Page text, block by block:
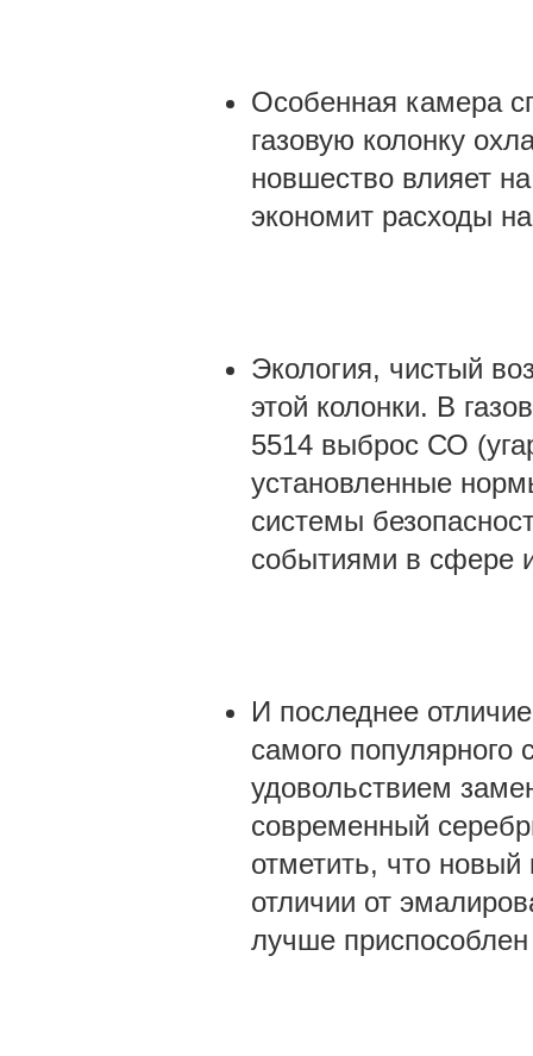
Особенная камера
газовую колонку
новшество влияет
экономит расходы
Экология, чистый
этой колонки. В
5514 выброс СО
установленные
системы
событиями в сфере
И последнее
самого популярного
удовольствием
современный
отметить, что
отличии от
лучше приспособлен